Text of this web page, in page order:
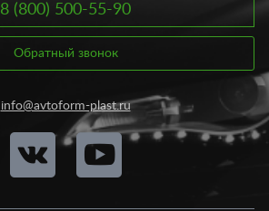
8 (800) 500-55-90
Обратный звонок
info@avtoform-plast.ru